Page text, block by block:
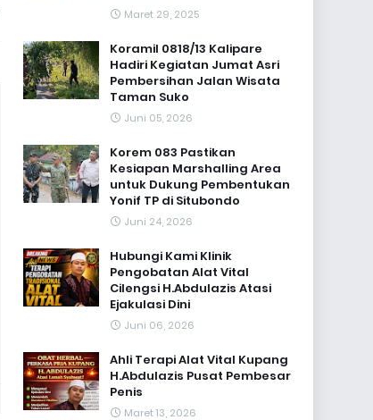
Maret 29, 2025
Koramil 0818/13 Kalipare
Hadiri Kegiatan Jumat Asri
Pembersihan Jalan Wisata
Taman Suko
Juni 05, 2026
Korem 083 Pastikan
Kesiapan Marshalling Area
untuk Dukung Pembentukan
Yonif TP di Situbondo
Juni 24, 2026
Hubungi Kami Klinik
Pengobatan Alat Vital
Cilengsi H.Abdulazis Atasi
Ejakulasi Dini
Juni 06, 2026
Ahli Terapi Alat Vital Kupang
H.Abdulazis Pusat Pembesar
Penis
Maret 13, 2026